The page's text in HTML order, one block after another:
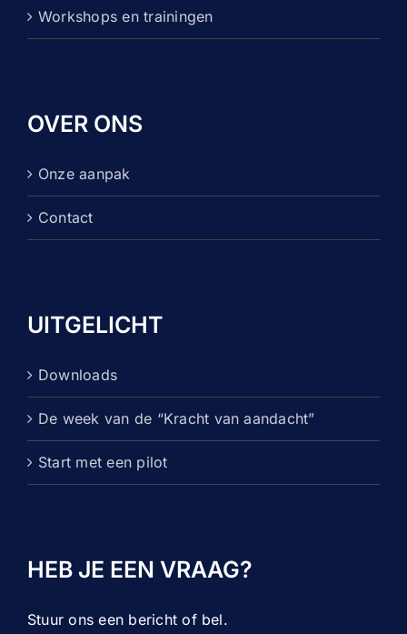
Workshops en trainingen
OVER ONS
Onze aanpak
Contact
UITGELICHT
Downloads
De week van de “Kracht van aandacht”
Start met een pilot
HEB JE EEN VRAAG?
Stuur ons een bericht of bel.